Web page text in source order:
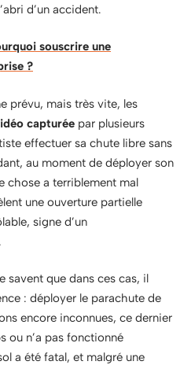
d’un accident.
souscrire une
?
prévu, mais très vite, les
capturée par plusieurs
effectuer sa chute libre sans
au moment de déployer son
chose a terriblement mal
une ouverture partielle
signe d’un
.
savent que dans ces cas, il
: déployer le parachute de
encore inconnues, ce dernier
ou n’a pas fonctionné
a été fatal, et malgré une